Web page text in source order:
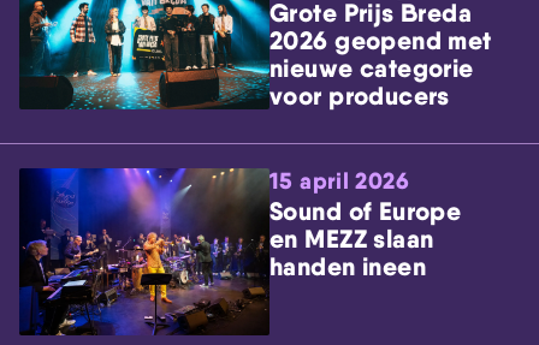
Grote Prijs Breda
2026 geopend met
nieuwe categorie
voor producers
15 april 2026
Sound of Europe
en MEZZ slaan
handen ineen